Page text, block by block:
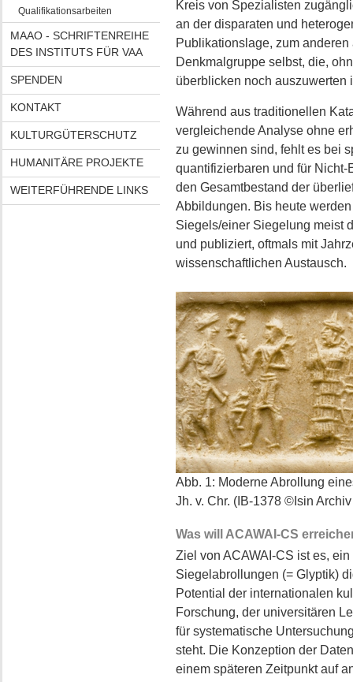
Qualifikationsarbeiten
MAAO - SCHRIFTENREIHE
DES INSTITUTS FÜR VAA
SPENDEN
KONTAKT
KULTURGÜTERSCHUTZ
HUMANITÄRE PROJEKTE
WEITERFÜHRENDE LINKS
Kreis von Spezialisten
an der disparaten und
Publikationslage, zum
Denkmalgruppe selbst, die,
überblicken noch auszuwerten
Während aus traditionellen
vergleichende Analyse ohne
zu gewinnen sind, fehlt es bei
quantifizierbaren und für
den Gesamtbestand der
Abbildungen. Bis heute
Siegels/einer Siegelung meist
und publiziert, oftmals mit
wissenschaftlichen Austausch.
Abb. 1: Moderne Abrollung
Jh. v. Chr. (IB-1378 ©Isin
Was will ACAWAI-CS
Ziel von ACAWAI-CS ist es,
Siegelabrollungen (= Glyptik)
Potential der internationalen
Forschung, der universitären
für systematische
steht. Die Konzeption der
einem späteren Zeitpunkt auf